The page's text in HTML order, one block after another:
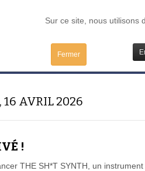
Sur ce site, nous utilisons
Fermer
TESTS IBIDULES / MAC
16 AVRIL 2026
!
THE SH*T SYNTH, un